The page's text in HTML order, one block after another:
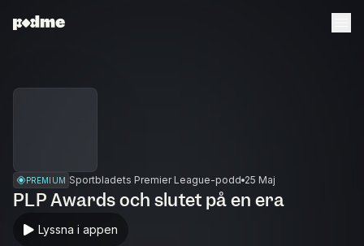
PREMIUM Sportbladets Premier League-podd 25 Maj
PLP Awards och slutet på en era
Lyssna i appen